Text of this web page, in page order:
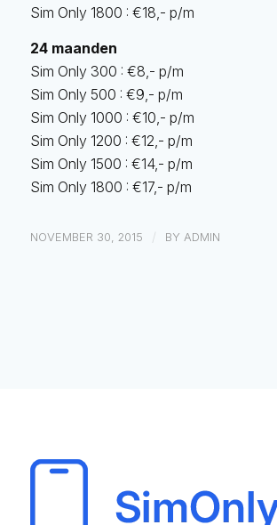
Sim Only 1800 : €18,- p/m
24 maanden
Sim Only 300 : €8,- p/m
Sim Only 500 : €9,- p/m
Sim Only 1000 : €10,- p/m
Sim Only 1200 : €12,- p/m
Sim Only 1500 : €14,- p/m
Sim Only 1800 : €17,- p/m
NOVEMBER 30, 2015 / BY ADMIN